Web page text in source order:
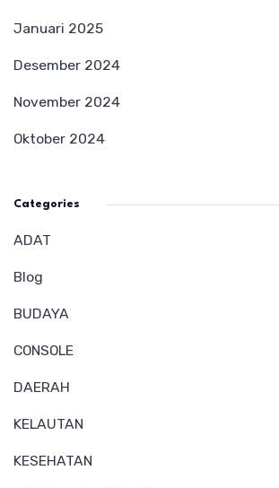
Januari 2025
Desember 2024
November 2024
Oktober 2024
Categories
ADAT
Blog
BUDAYA
CONSOLE
DAERAH
KELAUTAN
KESEHATAN